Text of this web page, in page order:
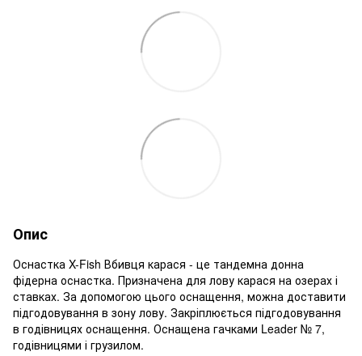
Опис
Оснастка X-Fish Вбивця карася - це тандемна донна
фідерна оснастка. Призначена для лову карася на озерах і
ставках. За допомогою цього оснащення, можна доставити
підгодовування в зону лову. Закріплюється підгодовування
в годівницях оснащення. Оснащена гачками Leader № 7,
годівницями і грузилом.